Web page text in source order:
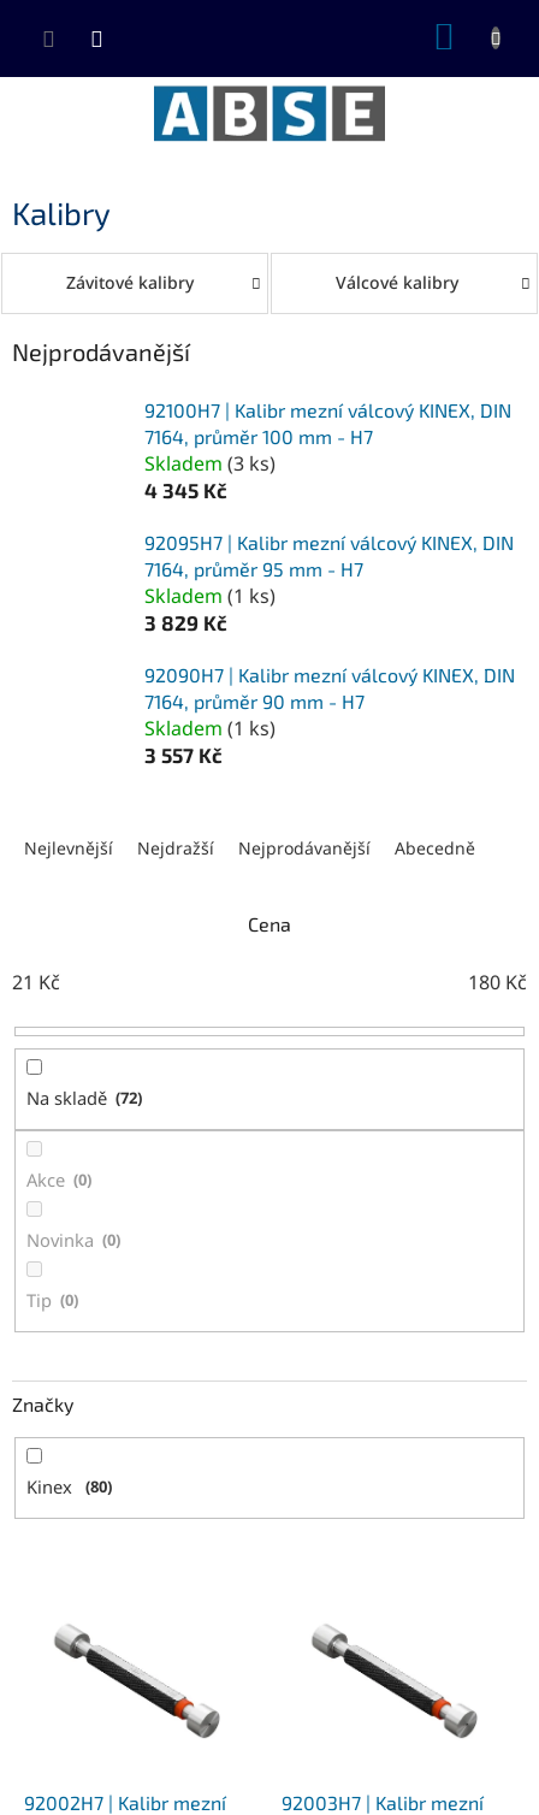
Kalibry
Závitové kalibry Válcové kalibry
Nejprodávanější
92100H7 | Kalibr mezní válcový KINEX, DIN
7164, průměr 100 mm - H7
Skladem (3 ks)
4 345 Kč
92095H7 | Kalibr mezní válcový KINEX, DIN
7164, průměr 95 mm - H7
Skladem (1 ks)
3 829 Kč
92090H7 | Kalibr mezní válcový KINEX, DIN
7164, průměr 90 mm - H7
Skladem (1 ks)
3 557 Kč
p
o
d
t
Nejlevnější Nejdražší Nejprodávanější Abecedně
Cena
21 Kč 180 Kč
Na skladě 72
Akce 0
Novinka 0
Tip 0
Značky
Kinex 80
92002H7 | Kalibr mezní
92003H7 | Kalibr mezní